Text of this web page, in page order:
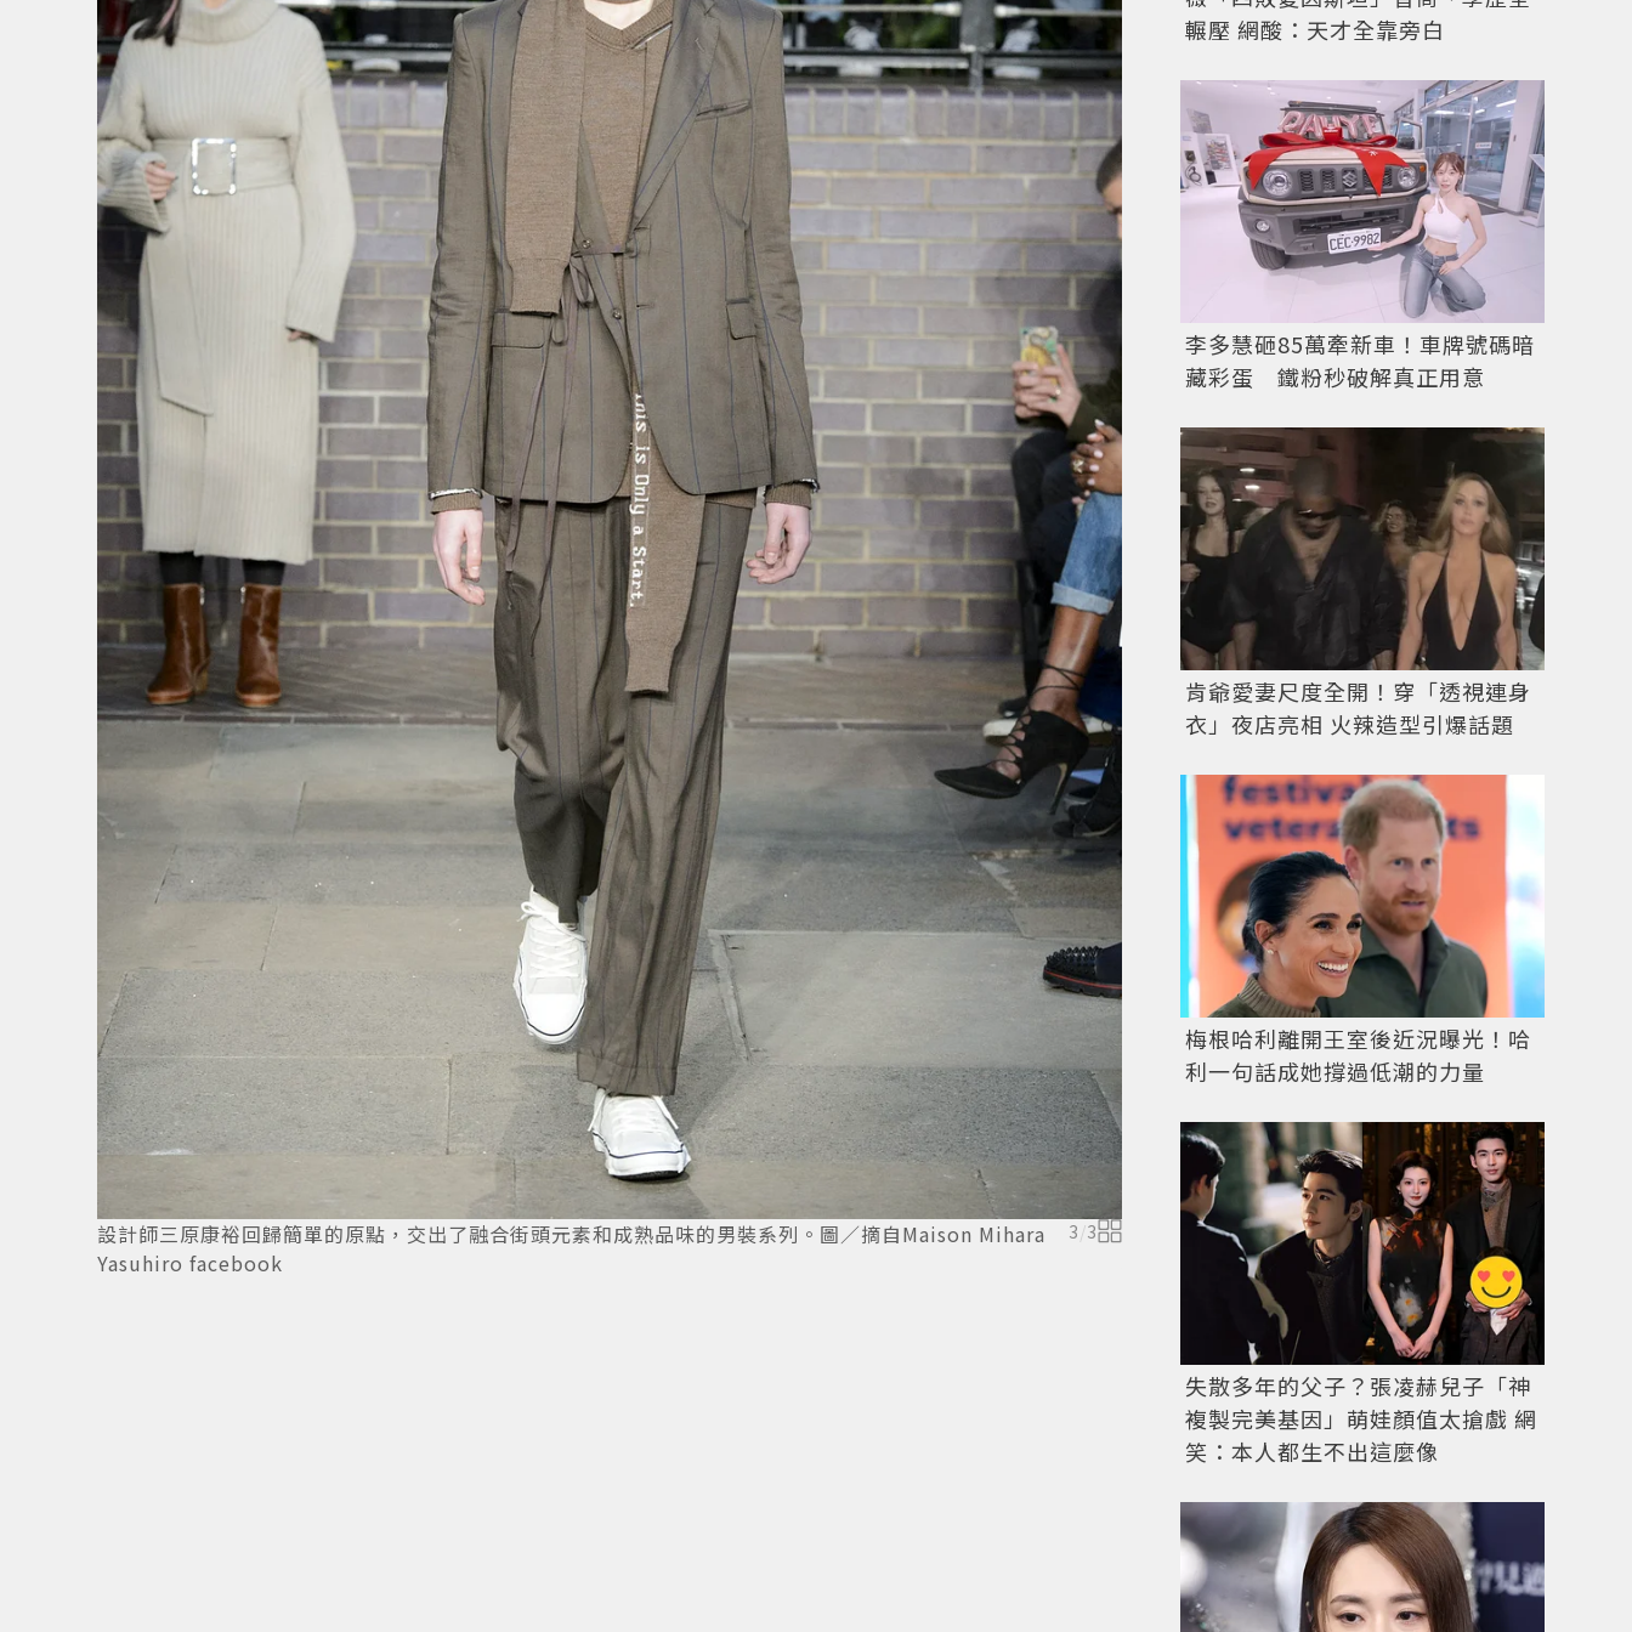
設計師三原康裕回歸簡單的原點，交出了融合街頭元素和成熟品味的男裝系列。圖／摘自Maison Mihara
Yasuhiro facebook
3 /3
透過超大尺寸的針織毛衣，設計師J.W. Anderson表現
Anderson facebook
輾壓 網酸：天才全靠旁白
李多慧砸85萬牽新車！車牌號碼暗
藏彩蛋 鐵粉秒破解真正用意
肯爺愛妻尺度全開！穿「透視連身
衣」夜店亮相 火辣造型引爆話題
梅根哈利離開王室後近況曝光！哈
利一句話成她撐過低潮的力量
失散多年的父子？張凌赫兒子「神
複製完美基因」萌娃顏值太搶戲 網
笑：本人都生不出這麼像